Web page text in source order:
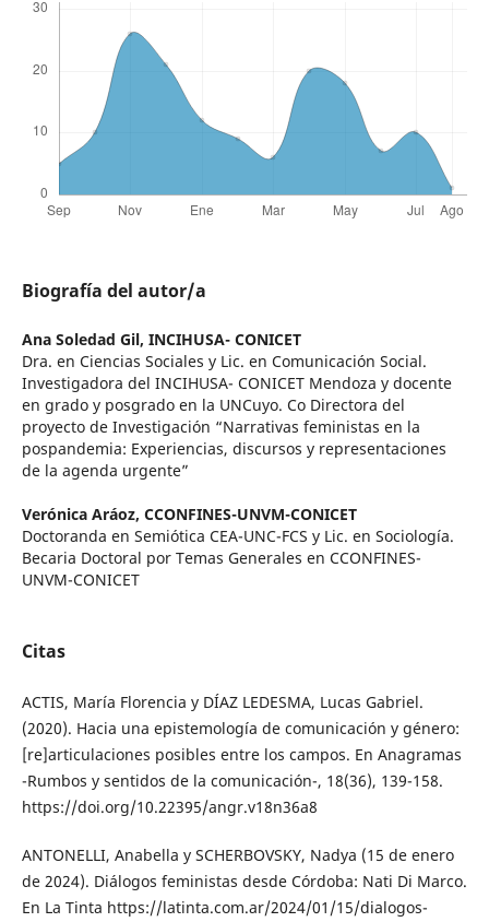
Biografía del autor/a
Ana Soledad Gil, INCIHUSA- CONICET
Dra. en Ciencias Sociales y Lic. en Comunicación Social.
Investigadora del INCIHUSA- CONICET Mendoza y docente
en grado y posgrado en la UNCuyo. Co Directora del
proyecto de Investigación “Narrativas feministas en la
pospandemia: Experiencias, discursos y representaciones
de la agenda urgente”
Verónica Aráoz, CCONFINES-UNVM-CONICET
Doctoranda en Semiótica CEA-UNC-FCS y Lic. en Sociología.
Becaria Doctoral por Temas Generales en CCONFINES-
UNVM-CONICET
Citas
ACTIS, María Florencia y DÍAZ LEDESMA, Lucas Gabriel.
(2020). Hacia una epistemología de comunicación y género:
[re]articulaciones posibles entre los campos. En Anagramas
-Rumbos y sentidos de la comunicación-, 18(36), 139-158.
https://doi.org/10.22395/angr.v18n36a8
ANTONELLI, Anabella y SCHERBOVSKY, Nadya (15 de enero
de 2024). Diálogos feministas desde Córdoba: Nati Di Marco.
En La Tinta https://latinta.com.ar/2024/01/15/dialogos-